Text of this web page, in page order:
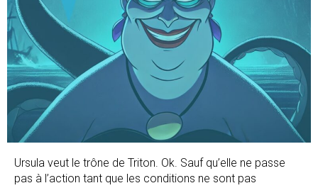
Ursula veut le trône de Triton. Ok. Sauf qu’elle ne passe
pas à l’action tant que les conditions ne sont pas